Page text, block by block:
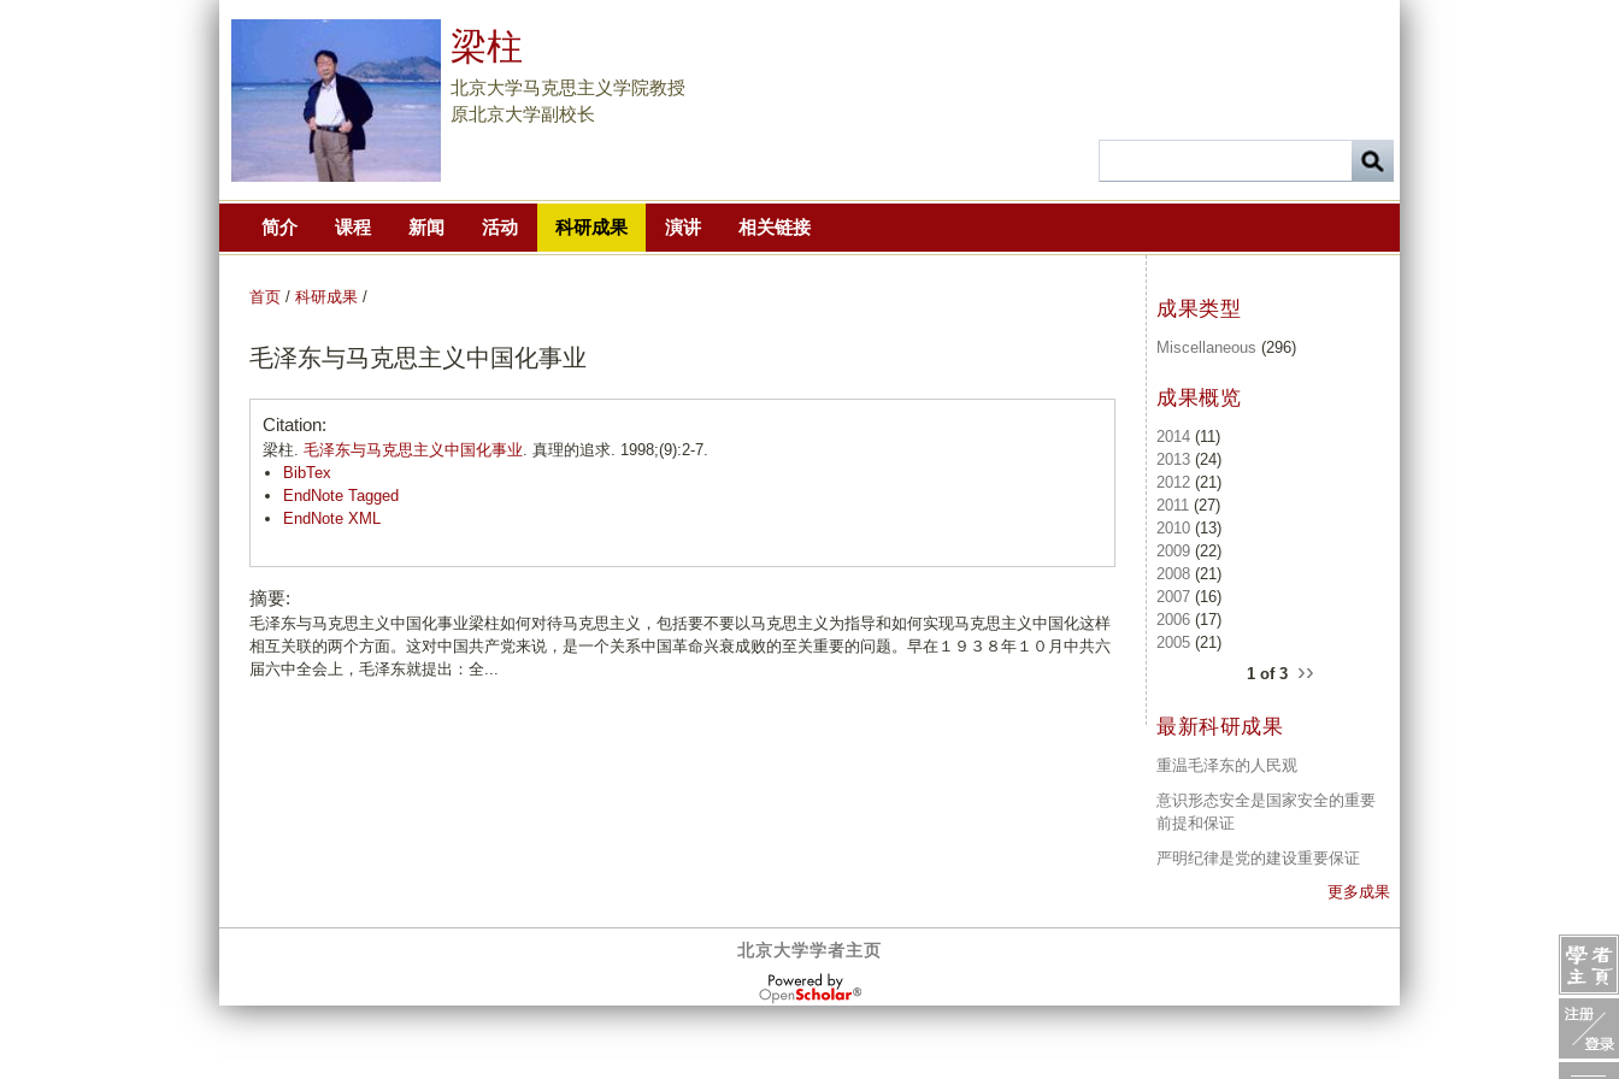
主
梁柱
北京大学马克思主义学院教授
原北京大学副校长
简介 课程 新闻 活动 科研成果 演讲 相关链接
首页 / 科研成果 /
毛泽东与马克思主义中国化事业
Citation:
梁柱. 毛泽东与马克思主义中国化事业. 真理的追求. 1998;(9):2-7.
BibTex
EndNote Tagged
EndNote XML
摘要:
毛泽东与马克思主义中国化事业梁柱如何对待马克思主义，包括要不要以马克思主义为指导和如何实现马克思主义中国化这样
相互关联的两个方面。这对中国共产党来说，是一个关系中国革命兴衰成败的至关重要的问题。早在１９３８年１０月中共六
届六中全会上，毛泽东就提出：全...
成果类型
Miscellaneous (296)
成果概览
2014 (11)
2013 (24)
2012 (21)
2011 (27)
2010 (13)
2009 (22)
2008 (21)
2007 (16)
2006 (17)
2005 (21)
1 of 3 ››
最新科研成果
重温毛泽东的人民观
意识形态安全是国家安全的重要
前提和保证
严明纪律是党的建设重要保证
更多成果
北京大学学者主页
OpenScholar